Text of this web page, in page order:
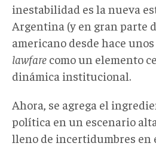
inestabilidad es la nueva
Argentina (y en gran parte
americano desde hace
lawfare como un elemento
dinámica institucional.
Ahora, se agrega el
política en un escenario
lleno de incertidumbres en